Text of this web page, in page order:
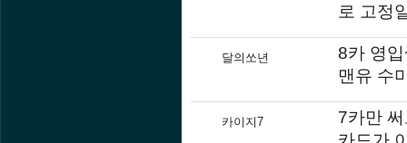
로 고정
달의쏘년
8카 영
맨유 수
카이지7
7카만